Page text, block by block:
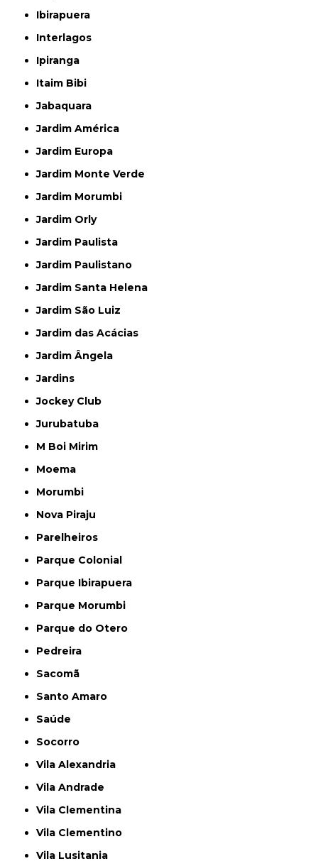
Ibirapuera
Interlagos
Ipiranga
Itaim Bibi
Jabaquara
Jardim América
Jardim Europa
Jardim Monte Verde
Jardim Morumbi
Jardim Orly
Jardim Paulista
Jardim Paulistano
Jardim Santa Helena
Jardim São Luiz
Jardim das Acácias
Jardim Ângela
Jardins
Jockey Club
Jurubatuba
M Boi Mirim
Moema
Morumbi
Nova Piraju
Parelheiros
Parque Colonial
Parque Ibirapuera
Parque Morumbi
Parque do Otero
Pedreira
Sacomã
Santo Amaro
Saúde
Socorro
Vila Alexandria
Vila Andrade
Vila Clementina
Vila Clementino
Vila Lusitania